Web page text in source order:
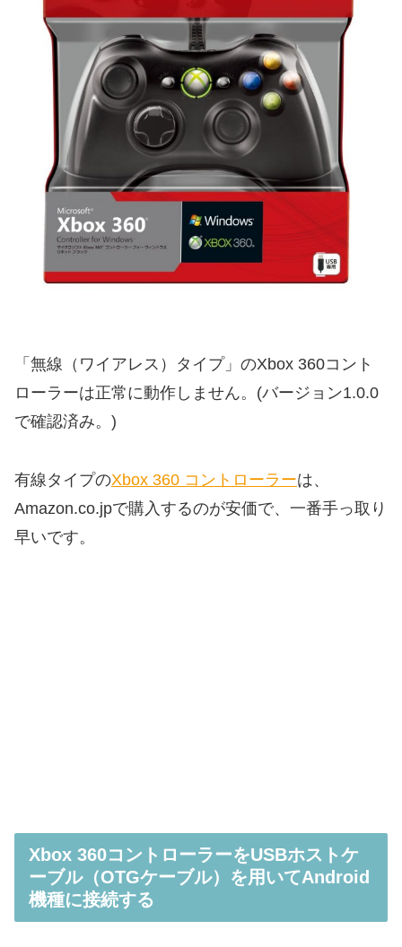
「無線（ワイアレス）タイプ」のXbox 360コント
ローラーは正常に動作しません。(バージョン1.0.0
で確認済み。)
有線タイプのXbox 360 コントローラーは、
Amazon.co.jpで購入するのが安価で、一番手っ取り
早いです。
Xbox 360コントローラーをUSBホストケ
ーブル（OTGケーブル）を用いてAndroid
機種に接続する